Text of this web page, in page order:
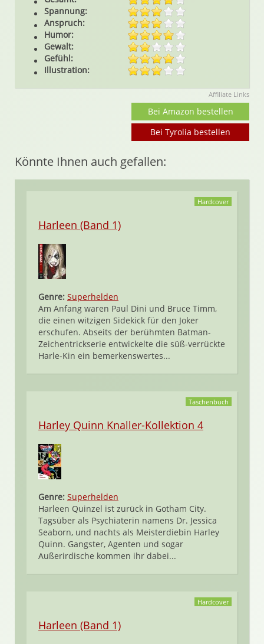
Spannung:
Anspruch:
Humor:
Gewalt:
Gefühl:
Illustration:
Affiliate Links
Bei Amazon bestellen
Bei Tyrolia bestellen
Könnte Ihnen auch gefallen:
Hardcover
Harleen (Band 1)
Genre: Superhelden
Am Anfang waren Paul Dini und Bruce Timm,
die einen witzigen Sidekick für den Joker
erschufen. Abseits der berühmten Batman-
Zeichentrickserie entwickelte die süß-verrückte
Harle-Kin ein bemerkenswertes...
Taschenbuch
Harley Quinn Knaller-Kollektion 4
Genre: Superhelden
Harleen Quinzel ist zurück in Gotham City.
Tagsüber als Psychiaterin namens Dr. Jessica
Seaborn, und nachts als Meisterdiebin Harley
Quinn. Gangster, Agenten und sogar
Außerirdische kommen ihr dabei...
Hardcover
Harleen (Band 1)